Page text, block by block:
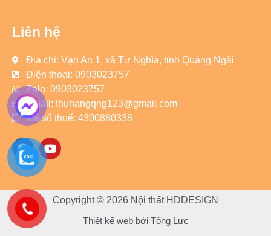
Liên hệ
Địa chỉ: Vạn An 1, xã Tư Nghĩa, tỉnh Quảng Ngãi
Điện thoại: 0903023757
Zalo: 0903023757
Email: thuhangqng123@gmail.com
Mã số thuế: 4300880338
F
a
c
e
b
o
o
k
Y
o
b
Copyright © 2026 Nội thất HDDESIGN
Thiết kế web bởi Tổng Lưc